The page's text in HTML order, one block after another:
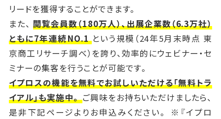
リードを獲得することができます。
また、 閲覧会員数（180万人）、出展企業数（6.3万社）
ともに7年連続NO.1という規模（24年5月末時点 東
京商工リサーチ調べ）を誇り、効率的にウェビナー・セ
ミナーの集客を行うことが可能です。
イプロスの機能を無料でお試しいただける「無料トラ
イアル」も実施中。ご興味をお持ちいただけましたら、
是非下記ページよりお申込みください。 ※『イプロ